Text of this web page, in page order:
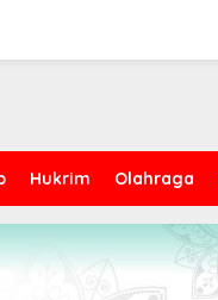
Hukrim Olahraga